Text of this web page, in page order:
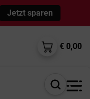
Jetzt sparen
€ 0,00
Suche